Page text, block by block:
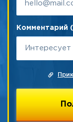
Комментарий